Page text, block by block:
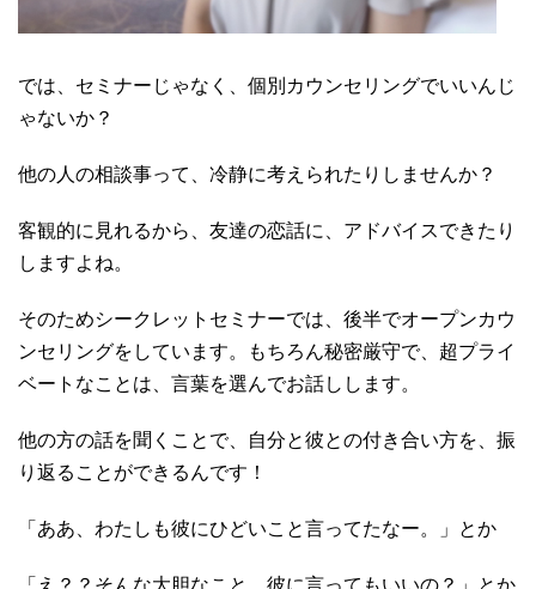
では、セミナーじゃなく、個別カウンセリングでいいんじ
ゃないか？
他の人の相談事って、冷静に考えられたりしませんか？
客観的に見れるから、友達の恋話に、アドバイスできたり
しますよね。
そのためシークレットセミナーでは、後半でオープンカウ
ンセリングをしています。もちろん秘密厳守で、超プライ
ベートなことは、言葉を選んでお話しします。
他の方の話を聞くことで、自分と彼との付き合い方を、振
り返ることができるんです！
「ああ、わたしも彼にひどいこと言ってたなー。」とか